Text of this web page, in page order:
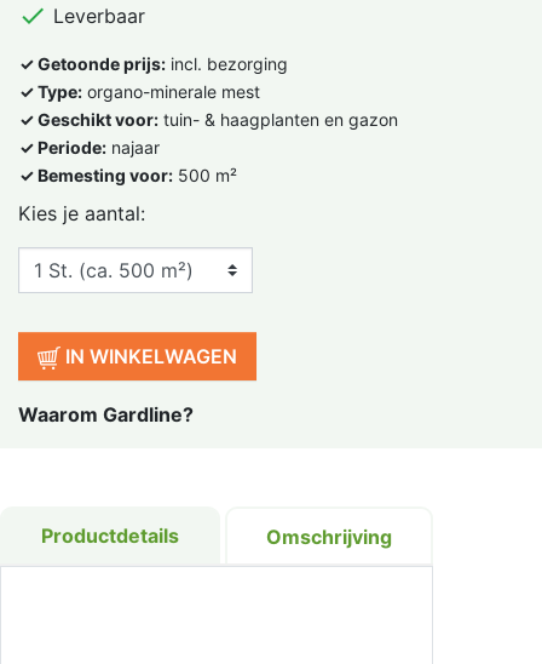
 Leverbaar
✓ Getoonde prijs: incl. bezorging
✓ Type: organo-minerale mest
✓ Geschikt voor: tuin- & haagplanten en gazon
✓ Periode: najaar
✓ Bemesting voor: 500 m²
Kies je aantal:
IN WINKELWAGEN
Waarom Gardline?
Productdetails Omschrijving